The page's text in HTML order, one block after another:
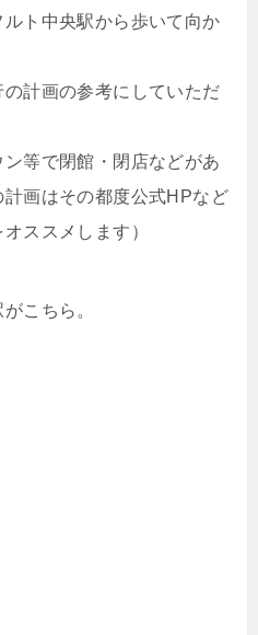
ト中央駅から歩いて向か
計画の参考にしていただ
ン等で閉館・閉店などがあ
画はその都度公式HPなど
ススメします）
こちら。